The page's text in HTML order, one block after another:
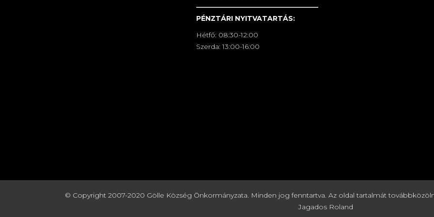
PÉNZTÁRI NYITVATARTÁS:
Hétfő: 08:30-12:00
Szerda: 13:00-16:00
© Copyright 2007-2020 Gölle Község Önkormányzata. Minden jog fenntartva. Az oldal tartalmát
Jagados Roland